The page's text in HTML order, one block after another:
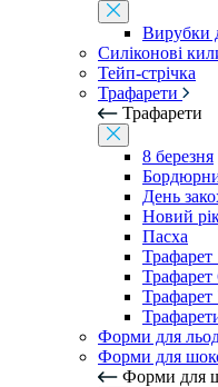
Вирубки
Силіконові
Тейп-стрічка
Трафарети
Трафарети
8 березня
День
Новий
Пасха
Трафарет
Трафарет
Трафарет
Форми для
Форми для
Форми для